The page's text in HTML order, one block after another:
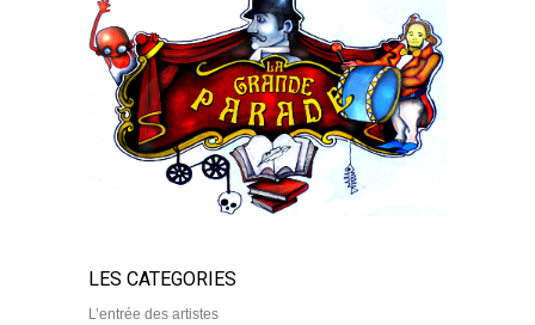
LES CATEGORIES
L’entrée des artistes